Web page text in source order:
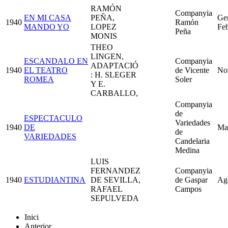
1940
EN MI CASA
MANDO YO
RAMÓN
PEÑA,
LOPEZ
MONIS
Companyia
Ramón
Peña
1940
ESCANDALO EN
EL TEATRO
ROMEA
THEO
LINGEN,
ADAPTACIÓ
: H. SLEGER
Y E.
CARBALLO,
Companyia
de Vicente
Soler
1940
ESPECTACULO
DE
VARIEDADES
Companyia
de
Variedades
de
Candelaria
Medina
1940 ESTUDIANTINA
LUIS
FERNANDEZ
DE SEVILLA,
RAFAEL
SEPULVEDA
Companyia
de Gaspar
Campos
Inici
Anterior